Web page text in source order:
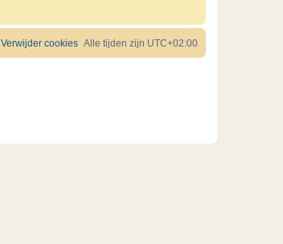
Alle tijden zijn UTC+02:00
Verwijder cookies